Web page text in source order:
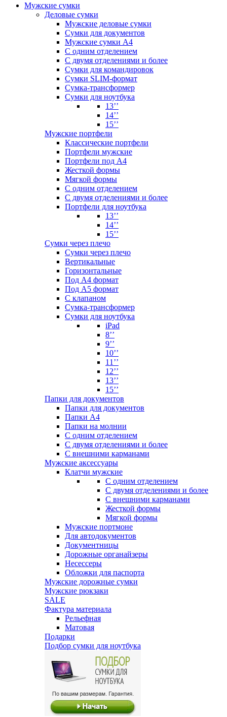
Мужские сумки
Деловые сумки
Мужские деловые сумки
Сумки для документов
Мужские сумки А4
С одним отделением
С двумя отделениями и более
Сумки для командировок
Сумки SLIM-формат
Сумка-трансформер
Сумки для ноутбука
13’’
14’’
15’’
Мужские портфели
Классические портфели
Портфели мужские
Портфели под А4
Жесткой формы
Мягкой формы
С одним отделением
С двумя отделениями и более
Портфели для ноутбука
13’’
14’’
15’’
Сумки через плечо
Сумки через плечо
Вертикальные
Горизонтальные
Под А4 формат
Под А5 формат
С клапаном
Сумка-трансформер
Сумки для ноутбука
iPad
8’’
9’’
10’’
11’’
12’’
13’’
15’’
Папки для документов
Папки для документов
Папки А4
Папки на молнии
С одним отделением
С двумя отделениями и более
С внешними карманами
Мужские аксессуары
Клатчи мужские
С одним отделением
С двумя отделениями и более
С внешними карманами
Жесткой формы
Мягкой формы
Мужские портмоне
Для автодокументов
Документницы
Дорожные органайзеры
Несессеры
Обложки для паспорта
Мужские дорожные сумки
Мужские рюкзаки
SALE
Фактура материала
Рельефная
Матовая
Подарки
Подбор сумки для ноутбука